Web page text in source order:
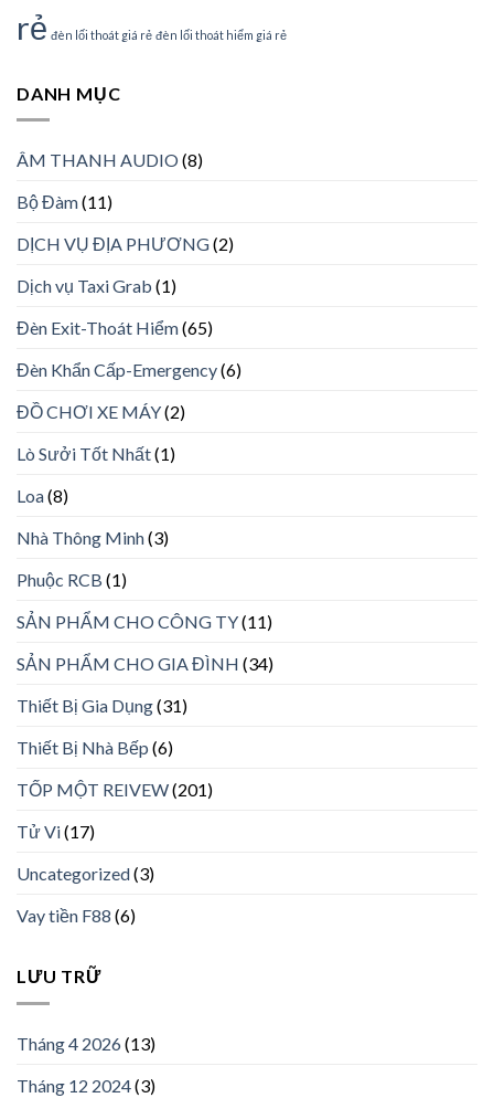
rẻ đèn lối thoát giá rẻ đèn lối thoát hiểm giá rẻ
DANH MỤC
ÂM THANH AUDIO(8)
Bộ Đàm(11)
DỊCH VỤ ĐỊA PHƯƠNG(2)
Dịch vụ Taxi Grab (1)
Đèn Exit-Thoát Hiểm(65)
Đèn Khẩn Cấp-Emergency(6)
ĐỒ CHƠI XE MÁY(2)
Lò Sưởi Tốt Nhất(1)
Loa(8)
Nhà Thông Minh(3)
Phuộc RCB (1)
SẢN PHẨM CHO CÔNG TY(11)
SẢN PHẨM CHO GIA ĐÌNH (34)
Thiết Bị Gia Dụng(31)
Thiết Bị Nhà Bếp (6)
TỐP MỘT REIVEW(201)
Tử Vi(17)
Uncategorized(3)
Vay tiền F88 (6)
LƯU TRỮ
Tháng 4 2026(13)
Tháng 12 2024(3)